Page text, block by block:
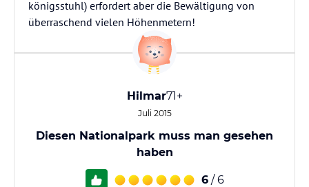
königsstuhl) erfordert aber die Bewältigung von
überraschend vielen Höhenmetern!
Hilmar71+
Juli 2015
Diesen Nationalpark muss man gesehen
haben
6 / 6